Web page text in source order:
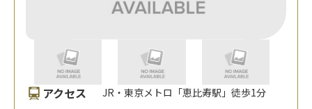
アクセス JR・東京メトロ「恵比寿駅」徒歩1分